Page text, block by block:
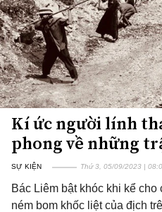
Kí ức người lính
phong về những
SỰ KIỆN Thứ 3, 05/09/2023 |
Bác Liêm bật khóc khi kể
ném bom khốc liệt của địch